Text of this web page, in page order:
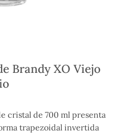
Brandy XO Viejo
cristal de 700 ml presenta
trapezoidal invertida